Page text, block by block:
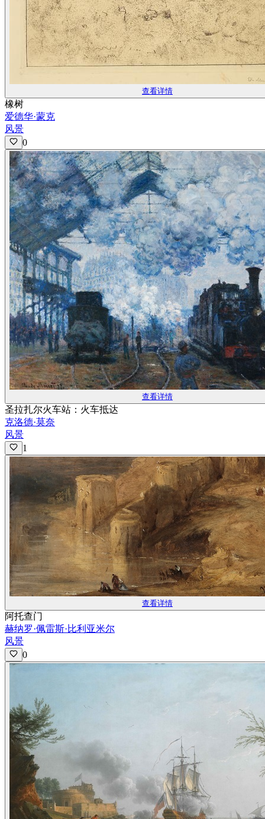
查看详情
橡树
爱德华·蒙克
风景
0
查看详情
圣拉扎尔火车站：火车抵达
克洛德·莫奈
风景
1
查看详情
阿托查门
赫纳罗·佩雷斯·比利亚米尔
风景
0